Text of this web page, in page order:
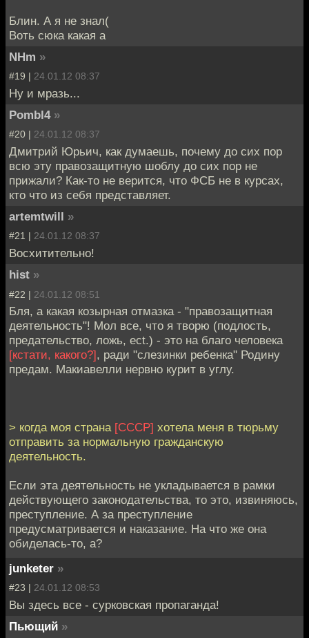
Блин. А я не знал(
Воть сюка какая а
NHm »
#19 | 24.01.12 08:37
Ну и мразь...
Pombl4 »
#20 | 24.01.12 08:37
Дмитрий Юрьич, как думаешь, почему до сих пор
всю эту правозащитную шоблу до сих пор не
прижали? Как-то не верится, что ФСБ не в курсах,
кто что из себя представляет.
artemtwill »
#21 | 24.01.12 08:37
Восхитительно!
hist »
#22 | 24.01.12 08:51
Бля, а какая козырная отмазка - "правозащитная
деятельность"! Мол все, что я творю (подлость,
предательство, ложь, ect.) - это на благо человека
[кстати, какого?], ради "слезинки ребенка" Родину
предам. Макиавелли нервно курит в углу.
> когда моя страна [СССР] хотела меня в тюрьму
отправить за нормальную гражданскую
деятельность.
Если эта деятельность не укладывается в рамки
действующего законодательства, то это, извиняюсь,
преступление. А за преступление
предусматривается и наказание. На что же она
обиделась-то, а?
junketer »
#23 | 24.01.12 08:53
Вы здесь все - сурковская пропаганда!
Пьющий »